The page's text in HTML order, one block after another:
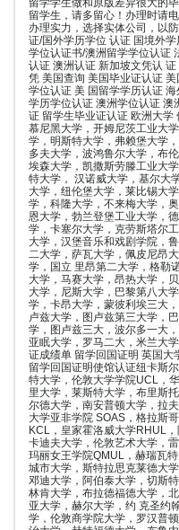
留学学生做和原版差异很大的
留学生，请多留心！办理时请
办理实力，选择实体公司，以
证/国外学历学位 认证 国境外
学位认证书/澳洲留学学位认证
认证 澳洲认证 新加坡文凭认
凭 美国查询 美国毕业证认证
学位认证 美 国留学学历认证
学历学位认证 澳洲学位认证 澳
证 留学生毕业证认证 欧洲大学
慕尼黑大学，开姆尼茨工业大
学，明斯特大学，弗赖堡大学
多夫大学，波鸿鲁尔大学，布
埃森大学，凯撒斯劳滕工业大
特大学， 汉诺威大学，基尔大
大学，纽伦堡大学，莱比锡大
学，科隆大学，不来梅大学，
恩大学，勃兰登堡工业大学，
学，卡塞尔大学，克劳斯塔尔
大学，汉堡音乐和戏剧学院，
二大学，萨瓦大学，佩皮尼昂
学，国立 里昂第二大学，格勒
大学，马赛大学，昂热大学，
大学，尼斯大学，巴黎第八大
学，卡昂大学，蒙彼利埃三大
卢兹大学，图卢兹第三大学，
学，图卢兹三大，波尔多一大
亚眠大学，罗马二大，米兰大
证成绩单 留学回国证明 英国
留学回国证明使馆认证纽卡斯
特大学，伦敦大学学院UCL，
里大学，莱斯特大学，布里斯
尔德大学，南安普顿大学，拉
大学亚非学院 SOAS，格拉斯
KCL，皇家霍洛威大学RHUL
卡迪夫大学，伦敦艺术大学，
玛丽女王学院QMUL，赫瑞瓦
城市大学，斯特拉思克莱德大
邓迪大学，阿伯泰大学，切斯
林肯大学，布拉德福德大学，
亚大学，赫尔大学，约 克圣约
学，伦敦商学院大学，罗汉普